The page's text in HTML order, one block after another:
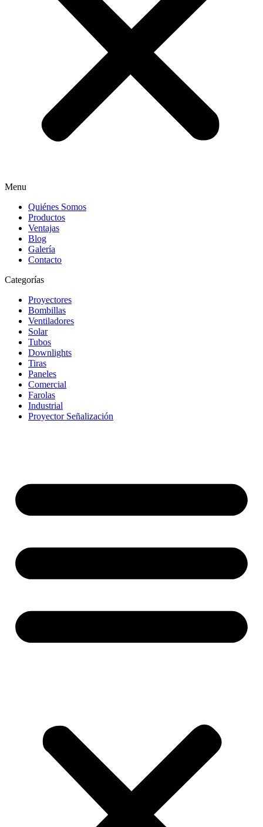
Menu
Quiénes Somos
Productos
Ventajas
Blog
Galería
Contacto
Categorías
Proyectores
Bombillas
Ventiladores
Solar
Tubos
Downlights
Tiras
Paneles
Comercial
Farolas
Industrial
Proyector Señalización